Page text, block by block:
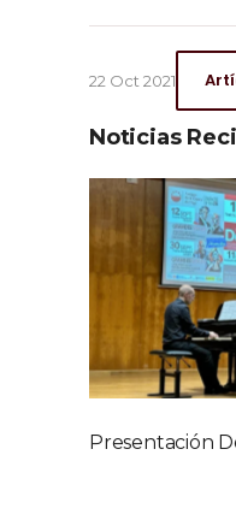
22 Oct 2021
Noticias
Presentación